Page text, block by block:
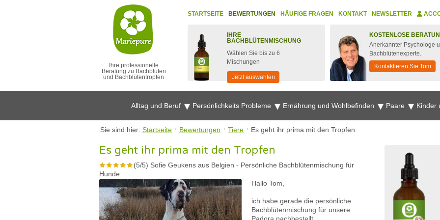
Ihre professionelle
Beratung zu Bachblüten
und Bachblütentropfen
STARTSEITE BEWERTUNGEN HÄUFIGE FRAGEN KONTAKT NEWSLETTER
IHRE
BACHBLÜTENMISCHUNG
Wählen Sie bis zu 6
Mischungen
Jetzt auswählen
KOSTENLOSE
Anerkannter Psychologe
Bachblütenexperte.
Kontaktieren Sie Tom
Alltag und Beruf Persönlichkeits Probleme Ernährung und Wohlbefinden Paare Kinder
Sie sind hier: Startseite Bewertungen Tiere Es geht ihr prima mit den Tropfen
Es geht ihr prima mit den Tropfen
(5/5) Sofie Geukens aus Belgien - Persönliche Bachblütenmischung für
Hunde
Hallo Tom,
ich habe gerade die persönliche
Bachblütenmischung für unsere